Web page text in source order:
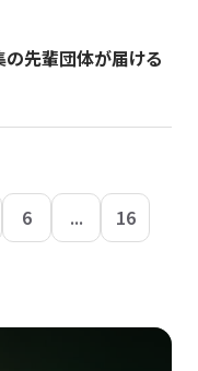
の先輩団体が届ける
6 ... 16